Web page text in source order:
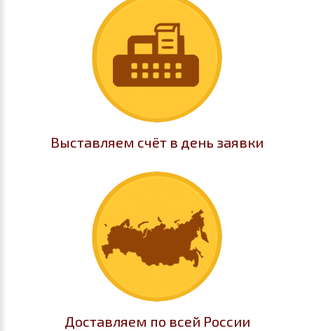
Выставляем счёт в день заявки
Доставляем по всей России